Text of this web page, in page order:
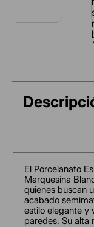
El Porcelanato
Marquesina
quienes buscan
acabado
estilo elegante y
paredes. Su alta